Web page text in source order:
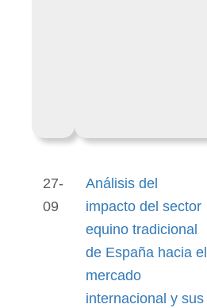
27-
09
Análisis del
impacto del sector
equino tradicional
de España hacia el
mercado
internacional y sus